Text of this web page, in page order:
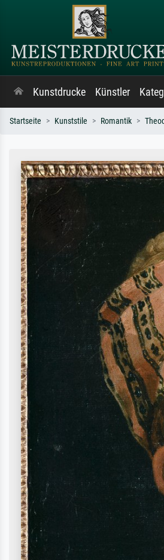
Kunstdrucke Künstler
Startseite Kunststile Romantik